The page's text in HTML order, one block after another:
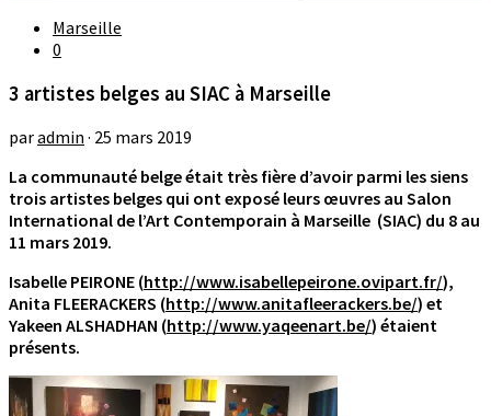
Marseille
0
3 artistes belges au SIAC à Marseille
paradmin · 25 mars 2019
La communauté belge était très fière d’avoir parmi les siens
trois artistes belges qui ont exposé leurs œuvres au Salon
International de l’Art Contemporain à Marseille (SIAC) du 8 au
11 mars 2019.
Isabelle PEIRONE (http://www.isabellepeirone.ovipart.fr/),
Anita FLEERACKERS (http://www.anitafleerackers.be/) et
Yakeen ALSHADHAN (http://www.yaqeenart.be/) étaient
présents.